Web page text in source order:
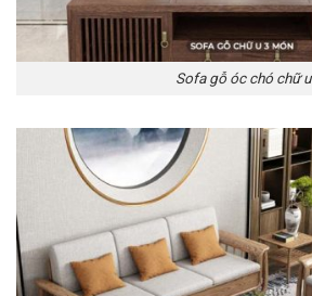
Sofa gỗ óc chó chữ u